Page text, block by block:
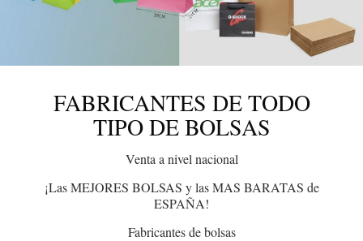
FABRICANTES DE TODO
TIPO DE BOLSAS
Venta a nivel nacional
¡Las MEJORES BOLSAS y las MAS BARATAS de
ESPAÑA!
Fabricantes de bolsas